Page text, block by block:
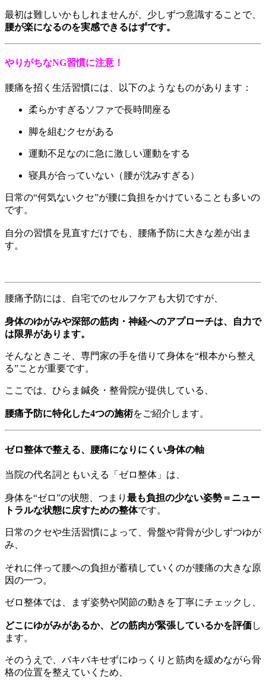
最初は難しいかもしれませんが、少しずつ意識することで、
腰が楽になるのを実感できるはずです。
やりがちなNG習慣に注意！
腰痛を招く生活習慣には、以下のようなものがあります：
柔らかすぎるソファで長時間座る
脚を組むクセがある
運動不足なのに急に激しい運動をする
寝具が合っていない（腰が沈みすぎる）
日常の“何気ないクセ”が腰に負担をかけていることも多いの
です。
自分の習慣を見直すだけでも、腰痛予防に大きな差が出ま
す。
腰痛予防には、自宅でのセルフケアも大切ですが、
身体のゆがみや深部の筋肉・神経へのアプローチは、自力で
は限界があります。
そんなときこそ、専門家の手を借りて身体を“根本から整え
る”ことが重要です。
ここでは、ひらま鍼灸・整骨院が提供している、
腰痛予防に特化した4つの施術をご紹介します。
ゼロ整体で整える、腰痛になりにくい身体の軸
当院の代名詞ともいえる「ゼロ整体」は、
身体を“ゼロ”の状態、つまり 最も負担の少ない姿勢＝ニュー
トラルな状態に戻すための整体です。
日常のクセや生活習慣によって、骨盤や背骨が少しずつゆが
み、
それに伴って腰への負担が蓄積していくのが腰痛の大きな原
因の一つ。
ゼロ整体では、まず姿勢や関節の動きを丁寧にチェックし、
どこにゆがみがあるか、どの筋肉が緊張しているかを評価し
ます。
そのうえで、バキバキせずにゆっくりと筋肉を緩めながら骨
格の位置を整えていくため、